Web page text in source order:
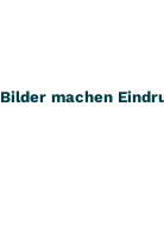
Bilder machen